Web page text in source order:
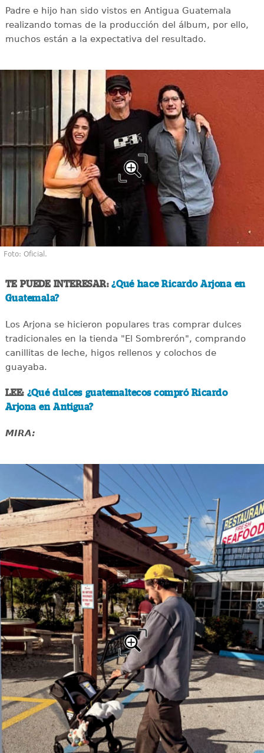
Padre e hijo han sido vistos en Antigua Guatemala
realizando tomas de la producción del álbum, por ello,
muchos están a la expectativa del resultado.
Foto: Oficial.
TE PUEDE INTERESAR:¿Qué hace Ricardo Arjona en
Guatemala?
Los Arjona se hicieron populares tras comprar dulces
tradicionales en la tienda "El Sombrerón", comprando
canillitas de leche, higos rellenos y colochos de
guayaba.
LEE: ¿Qué dulces guatemaltecos compró Ricardo
Arjona en Antigua?
MIRA: